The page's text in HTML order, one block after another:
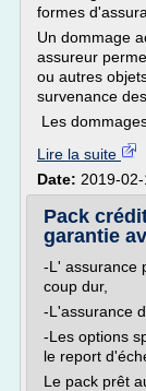
formes
Un dommage
assureur
ou autres
survenance
Les
Lire la suite
Date: 2019-
Pack
garantie
-L' assurance
coup dur,
-L'assurance
-Les options
le report
Le pack prêt